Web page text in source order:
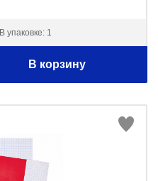
В упаковке: 1
В корзину